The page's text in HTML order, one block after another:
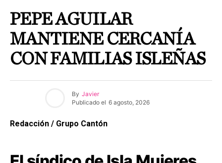
PEPE AGUILAR
MANTIENE CERCANÍA
CON FAMILIAS ISLEÑAS
By Javier
Publicado el 6 agosto, 2026
Redacción / Grupo Cantón